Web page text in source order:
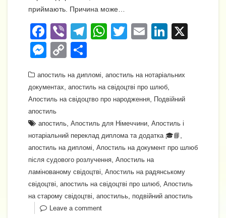
приймають. Причина може…
F
a
c
e
b
o
o
k
Vi
b
er
T
gr
a
W
s
A
p
T
er
E
Li
e
dI
M
ss
e
n
g
er
C
p
y
n
k
ді
л
т
и
с
я
апостиль на дипломі апостиль на нотаріальних
документах апостиль на свідоцтві про шлюб
Апостиль на свідоцтво про народження
Подвійний
апостиль
апостиль Апостиль для Німеччини Апостиль і
нотаріальний переклад диплома та додатка 🎓📘
апостиль на дипломі Апостиль на документ про шлюб
після судового розлучення Апостиль на
ламінованому свідоцтві Апостиль на радянському
свідоцтві апостиль на свідоцтві про шлюб Апостиль
на старому свідоцтві апостильь подвійний апостиль
Leave a comment